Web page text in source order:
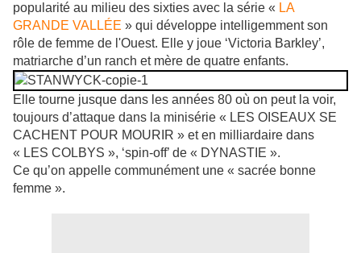
popularité au milieu des sixties avec la série « LA
GRANDE VALLÉE » qui développe intelligemment son
rôle de femme de l'Ouest. Elle y joue ‘Victoria Barkley’,
matriarche d’un ranch et mère de quatre enfants.
Elle tourne jusque dans les années 80 où on peut la voir,
toujours d’attaque dans la minisérie « LES OISEAUX SE
CACHENT POUR MOURIR » et en milliardaire dans
« LES COLBYS », ‘spin-off’ de « DYNASTIE ».
Ce qu’on appelle communément une « sacrée bonne
femme ».